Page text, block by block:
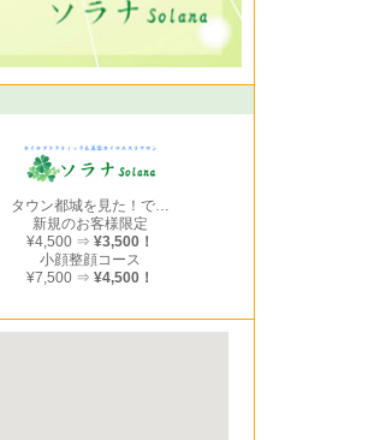
タウン都城を見た！で…
新規のお客様限定
¥4,500 ⇒ ¥3,500！
小顔整顔コース
¥7,500 ⇒ ¥4,500！